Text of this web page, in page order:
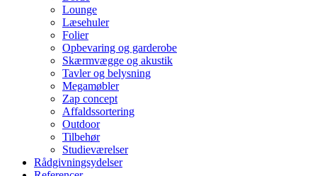
Lounge
Læsehuler
Folier
Opbevaring og garderobe
Skærmvægge og akustik
Tavler og belysning
Megamøbler
Zap concept
Affaldssortering
Outdoor
Tilbehør
Studieværelser
Rådgivningsydelser